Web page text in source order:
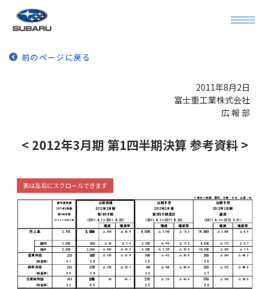
前のページに戻る
2011年8月2日
富士重工業株式会社
広 報 部
< 2012年3月期 第1四半期決算 参考資料 >